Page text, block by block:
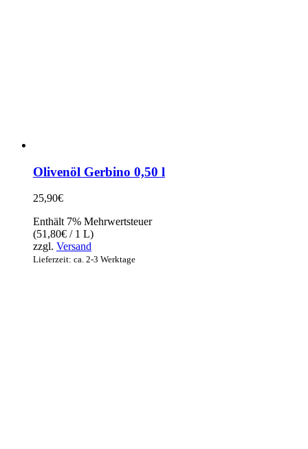
Olivenöl Gerbino 0,50 l
25,90€
Enthält 7% Mehrwertsteuer
(51,80€ / 1 L)
zzgl. Versand
Lieferzeit: ca. 2-3 Werktage